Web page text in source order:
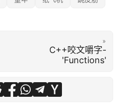
»
C++咬文嚼字-
'Functions'